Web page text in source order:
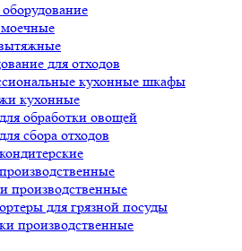
для отходов
кухонные шкафы
кухонные
обработки овощей
сбора отходов
производственные
для грязной посуды
производственные